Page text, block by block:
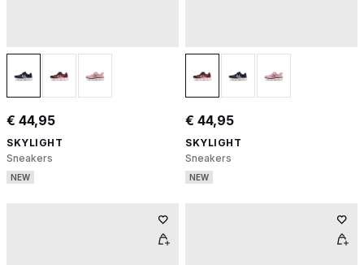
€ 44,95
SKYLIGHT
Sneakers
NEW
€ 44,95
SKYLIGHT
Sneakers
NEW